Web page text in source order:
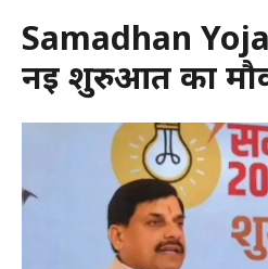
Samadhan
नई शुरुआत का